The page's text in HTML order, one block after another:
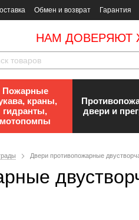
Обмен и возврат Гарантия
безопасности
НАМ ДОВЕРЯЮТ
Пожарные
краны,
гидранты,
мотопомпы
двери и
Двери противопожарные